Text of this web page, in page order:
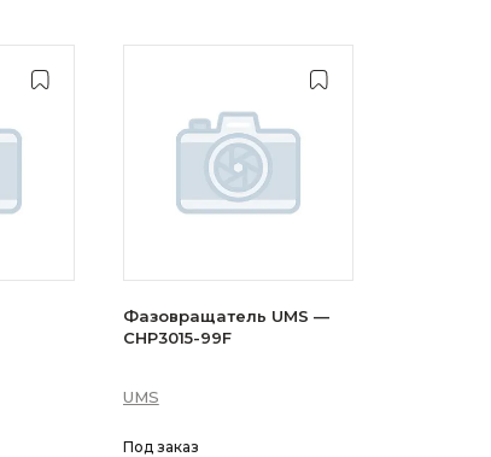
Фазовращатель UMS —
CHP3015-99F
UMS
Под заказ